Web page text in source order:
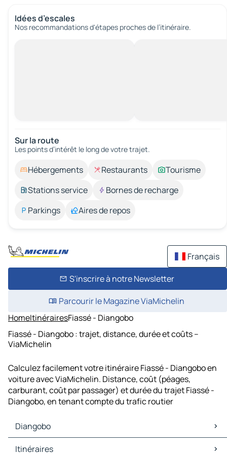
Idées d’escales
Nos recommandations d'étapes proches de l’itinéraire.
Sur la route
Les points d’intérêt le long de votre trajet.
Hébergements Restaurants
Tourisme
Stations service
Bornes de recharge
Parkings
Aires de repos
Français
S'inscrire à notre Newsletter
Parcourir le Magazine ViaMichelin
HomeItinérairesFiassé - Diangobo
Fiassé - Diangobo : trajet, distance, durée et coûts –
ViaMichelin
Calculez facilement votre itinéraire Fiassé - Diangobo en
voiture avec ViaMichelin. Distance, coût (péages,
carburant, coût par passager) et durée du trajet Fiassé -
Diangobo, en tenant compte du trafic routier
Diangobo
Diangobo Cartes et plans
Itinéraires